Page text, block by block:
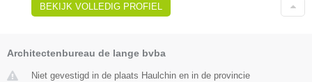
BEKIJK VOLLEDIG PROFIEL
Architectenbureau de lange bvba
Niet gevestigd in de plaats Haulchin en in de provincie